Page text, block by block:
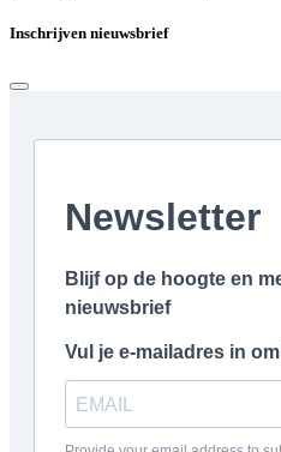
Inschrijven nieuwsbrief